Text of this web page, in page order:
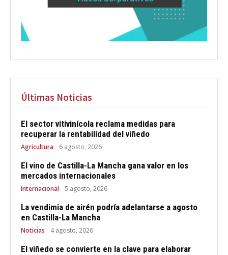
Últimas Noticias
El sector vitivinícola reclama medidas para
recuperar la rentabilidad del viñedo
Agricultura 6 agosto, 2026
El vino de Castilla-La Mancha gana valor en los
mercados internacionales
Internacional 5 agosto, 2026
La vendimia de airén podría adelantarse a agosto
en Castilla-La Mancha
Noticias 4 agosto, 2026
El viñedo se convierte en la clave para elaborar